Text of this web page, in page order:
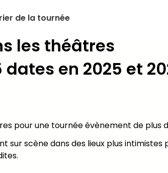
de la tournée
les théâtres
dates en 2025 et
pour une tournée évènement de plus
sur scène dans des lieux plus